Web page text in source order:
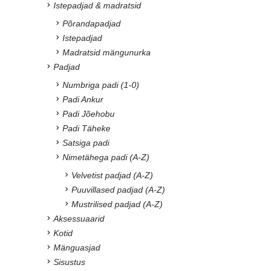
Istepadjad & madratsid
Põrandapadjad
Istepadjad
Madratsid mängunurka
Padjad
Numbriga padi (1-0)
Padi Ankur
Padi Jõehobu
Padi Täheke
Satsiga padi
Nimetähega padi (A-Z)
Velvetist padjad (A-Z)
Puuvillased padjad (A-Z)
Mustrilised padjad (A-Z)
Aksessuaarid
Kotid
Mänguasjad
Sisustus